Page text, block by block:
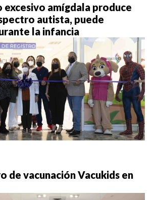
excesivo amígdala produce
autista, puede
la infancia
de vacunación Vacukids en